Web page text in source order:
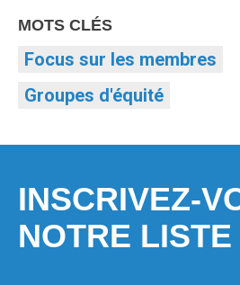
MOTS CLÉS
Focus sur les membres
Groupes d'équité
INSCRIVEZ-
NOTRE